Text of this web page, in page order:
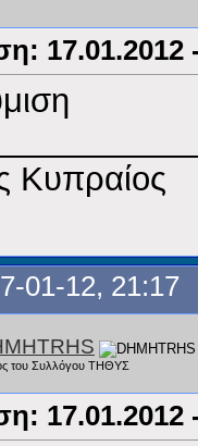
17.01.2012
Κυπραίος
01-12, 21:17
του Συλλόγου ΤΗΘΥΣ
17.01.2012